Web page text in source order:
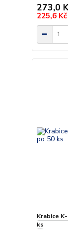
273,0
225,6 Kč
Krabice
ks